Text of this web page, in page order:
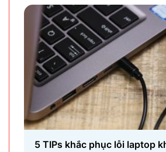
nông nay trở thành...
5 TIPs khắc phục lỗi laptop